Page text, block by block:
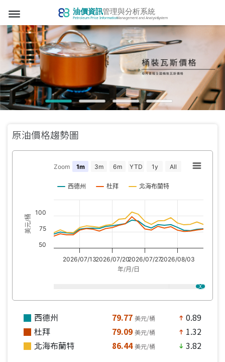
dehaze
原油價格趨勢圖
年/月/日
美元/桶
Zoom 1m 3m 6m YTD 1y All
西德州 杜拜 北海布蘭特
2026/07/132026/07/202026/07/272026/08/03
50
75
100
西德州 79.77 美元/桶 north 0.89
杜拜
79.09 美元/桶 north
1.32
北海布蘭特
86.44 美元/桶 south 3.82